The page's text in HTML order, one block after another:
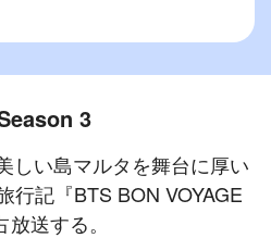
3
しい島マルタを舞台に厚い
行記『BTS BON VOYAGE
送する。